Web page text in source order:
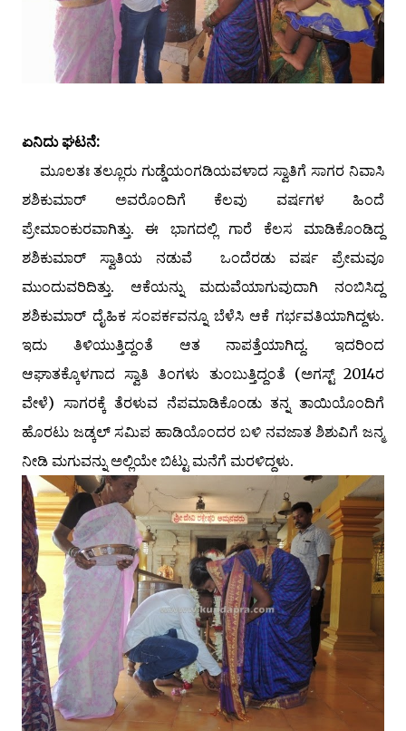
ಏನಿದು ಘಟನೆ:
ಮೂಲತಃ ತಲ್ಲೂರು ಗುಡ್ಡೆಯಂಗಡಿಯವಳಾದ ಸ್ವಾತಿಗೆ ಸಾಗರ ನಿವಾಸಿ
ಶಶಿಕುಮಾರ್ ಅವರೊಂದಿಗೆ ಕೆಲವು ವರ್ಷಗಳ ಹಿಂದೆ
ಪ್ರೇಮಾಂಕುರವಾಗಿತ್ತು. ಈ ಭಾಗದಲ್ಲಿ ಗಾರೆ ಕೆಲಸ ಮಾಡಿಕೊಂಡಿದ್ದ
ಶಶಿಕುಮಾರ್ ಸ್ವಾತಿಯ ನಡುವೆ ಒಂದೆರಡು ವರ್ಷ ಪ್ರೇಮವೂ
ಮುಂದುವರಿದಿತ್ತು. ಆಕೆಯನ್ನು ಮದುವೆಯಾಗುವುದಾಗಿ ನಂಬಿಸಿದ್ದ
ಶಶಿಕುಮಾರ್ ದೈಹಿಕ ಸಂಪರ್ಕವನ್ನೂ ಬೆಳೆಸಿ ಆಕೆ ಗರ್ಭವತಿಯಾಗಿದ್ದಳು.
ಇದು ತಿಳಿಯುತ್ತಿದ್ದಂತೆ ಆತ ನಾಪತ್ತೆಯಾಗಿದ್ದ. ಇದರಿಂದ
ಆಘಾತಕ್ಕೊಳಗಾದ ಸ್ವಾತಿ ತಿಂಗಳು ತುಂಬುತ್ತಿದ್ದಂತೆ (ಅಗಸ್ಟ್ 2014ರ
ವೇಳೆ) ಸಾಗರಕ್ಕೆ ತೆರಳುವ ನೆಪಮಾಡಿಕೊಂಡು ತನ್ನ ತಾಯಿಯೊಂದಿಗೆ
ಹೊರಟು ಜಡ್ಕಲ್ ಸಮಿಪ ಹಾಡಿಯೊಂದರ ಬಳಿ ನವಜಾತ ಶಿಶುವಿಗೆ ಜನ್ಮ
ನೀಡಿ ಮಗುವನ್ನು ಅಲ್ಲಿಯೇ ಬಿಟ್ಟು ಮನೆಗೆ ಮರಳಿದ್ದಳು.